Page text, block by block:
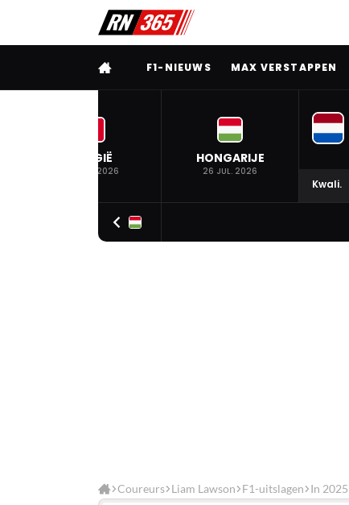
VOLLEDIG MENU
F1-NIEUWS MAX VERSTAPPEN
BELGIË
19 JUL. 2026
HONGARIJE
26 JUL. 2026
Kwali.
Coureurs Liam Lawson F1-uitslagen In 2025